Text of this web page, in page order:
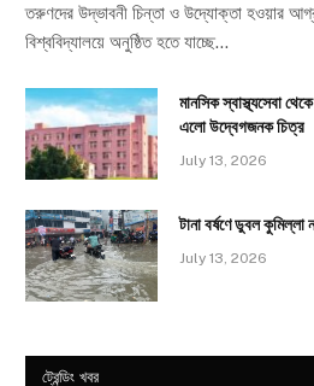
তরুণদের উদ্ভাবনী চিন্তা ও উদ্যোক্তা হওয়ার
বিশ্ববিদ্যালয়ে অনুষ্ঠিত হতে যাচ্ছে…
মানসিক স্বাস্থ্যসেবা
এলো উদ্বেগজনক চিত্র
July 13, 2026
টানা বর্ষণে ডুবল
July 13, 2026
ট্রেন্ডিং খবর